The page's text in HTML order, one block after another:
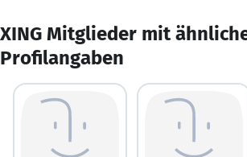
XING Mitglieder mit
Profilangaben